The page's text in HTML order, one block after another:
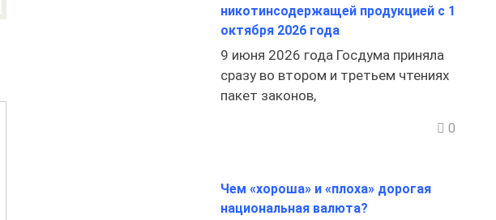
никотинсодержащей продукцией с 1
октября 2026 года
9 июня 2026 года Госдума приняла
сразу во втором и третьем чтениях
пакет законов,
0
Чем «хороша» и «плоха» дорогая
национальная валюта?